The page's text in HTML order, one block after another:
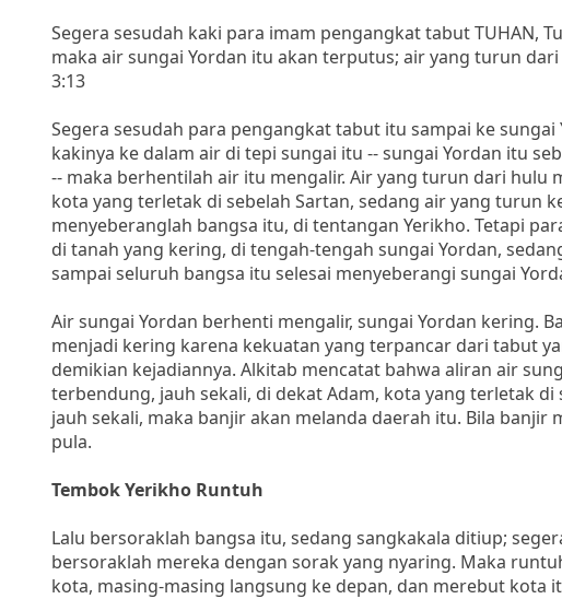
Segera sesudah kaki para imam pengangkat tabut TUHAN,
maka air sungai Yordan itu akan terputus; air yang turun
3:13
Segera sesudah para pengangkat tabut itu sampai ke
kakinya ke dalam air di tepi sungai itu -- sungai Yordan itu
-- maka berhentilah air itu mengalir. Air yang turun dari hulu
kota yang terletak di sebelah Sartan, sedang air yang turun
menyeberanglah bangsa itu, di tentangan Yerikho. Tetapi
di tanah yang kering, di tengah-tengah sungai Yordan,
sampai seluruh bangsa itu selesai menyeberangi sungai
Air sungai Yordan berhenti mengalir, sungai Yordan kering.
menjadi kering karena kekuatan yang terpancar dari tabut
demikian kejadiannya. Alkitab mencatat bahwa aliran air
terbendung, jauh sekali, di dekat Adam, kota yang terletak
jauh sekali, maka banjir akan melanda daerah itu. Bila
pula.
Tembok Yerikho Runtuh
Lalu bersoraklah bangsa itu, sedang sangkakala ditiup;
bersoraklah mereka dengan sorak yang nyaring. Maka
kota, masing-masing langsung ke depan, dan merebut kota